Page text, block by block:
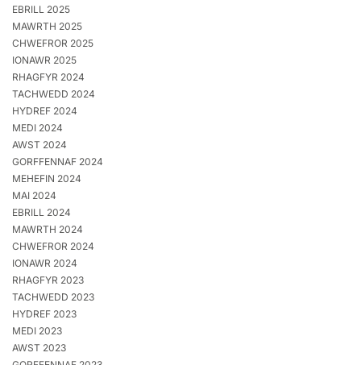
EBRILL 2025
MAWRTH 2025
CHWEFROR 2025
IONAWR 2025
RHAGFYR 2024
TACHWEDD 2024
HYDREF 2024
MEDI 2024
AWST 2024
GORFFENNAF 2024
MEHEFIN 2024
MAI 2024
EBRILL 2024
MAWRTH 2024
CHWEFROR 2024
IONAWR 2024
RHAGFYR 2023
TACHWEDD 2023
HYDREF 2023
MEDI 2023
AWST 2023